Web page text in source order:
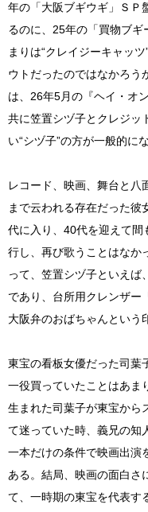
年の「大阪ブギウギ」ＳＰ
るのに、25年の「買物ブ
まりは“クレイジーキャッ
ウトだったのではなかろう
は、26年5月の『ヘイ・オ
共に笠置シヅ子とクレジッ
い“シヅ子”の方が一般的に
レコード、映画、舞台と八
まで云われる存在だった彼
代に入り、40代を迎えて間
行し、再び歌うことはなか
って、笠置シヅ子といえば
であり、台所用クレンザー
大阪弁のおばちゃんという
東宝の看板女優だった司葉
一役買っていたことはあま
生まれた司葉子が東宝から
て迷っていた時、義兄の知
一本だけの条件で映画出演
ある。結局、映画の面白さ
て、一時期の東宝を代表す